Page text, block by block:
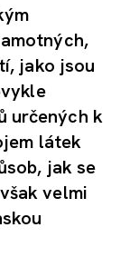
jako jsou
určených k
látek
jak se
velmi